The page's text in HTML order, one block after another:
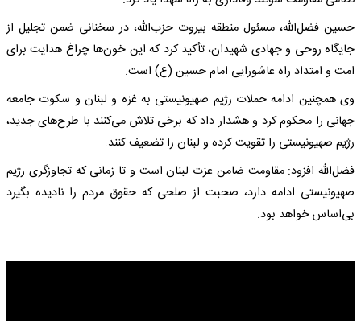
حسین فضل‌الله، مسئول منطقه بیروت حزب‌الله، در سخنانی ضمن تجلیل از
جایگاه روحی و جهادی شهیدان، تأکید کرد که این خون‌ها چراغ هدایت برای
امت و امتداد راه عاشورایی امام حسین (ع) است.
وی همچنین ادامه حملات رژیم صهیونیستی به غزه و لبنان و سکوت جامعه
جهانی را محکوم کرد و هشدار داد که برخی تلاش می‌کنند با طرح‌های جدید،
رژیم صهیونیستی را تقویت کرده و لبنان را تضعیف کنند.
فضل‌الله افزود: مقاومت ضامن عزت لبنان است و تا زمانی که تجاوزگری رژیم
صهیونیستی ادامه دارد، صحبت از صلحی که حقوق مردم را نادیده بگیرد
بی‌اساس خواهد بود.